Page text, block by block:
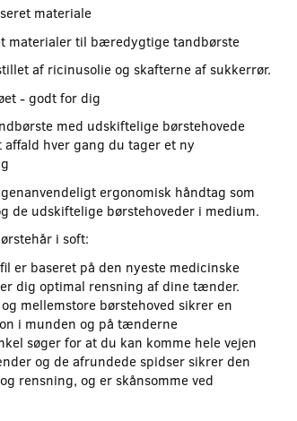
materiale
materialer til bæredygtige tandbørste
af ricinusolie og skafterne af sukkerrør.
- godt for dig
med udskiftelige børstehovede
hver gang du tager et ny
ergonomisk håndtag som
de udskiftelige børstehoveder i medium.
i soft:
er baseret på den nyeste medicinske
dig optimal rensning af dine tænder.
mellemstore børstehoved sikrer en
i munden og på tænderne
søger for at du kan komme hele vejen
og de afrundede spidser sikrer den
rensning, og er skånsomme ved